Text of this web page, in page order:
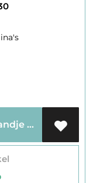
Voeg toe aan mijn winkelmandje